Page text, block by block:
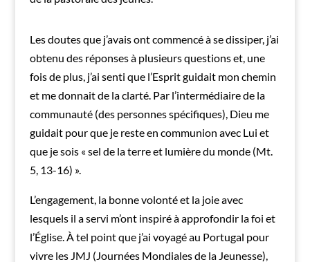
Les doutes que j’avais ont commencé à se dissiper, j’ai
obtenu des réponses à plusieurs questions et, une
fois de plus, j’ai senti que l’Esprit guidait mon chemin
et me donnait de la clarté. Par l’intermédiaire de la
communauté (des personnes spécifiques), Dieu me
guidait pour que je reste en communion avec Lui et
que je sois « sel de la terre et lumière du monde (Mt.
5, 13-16) ».
L’engagement, la bonne volonté et la joie avec
lesquels il a servi m’ont inspiré à approfondir la foi et
l’Église. À tel point que j’ai voyagé au Portugal pour
vivre les JMJ (Journées Mondiales de la Jeunesse),